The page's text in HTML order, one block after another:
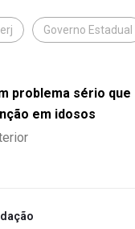
Governo Estadual
problema sério que
em idosos